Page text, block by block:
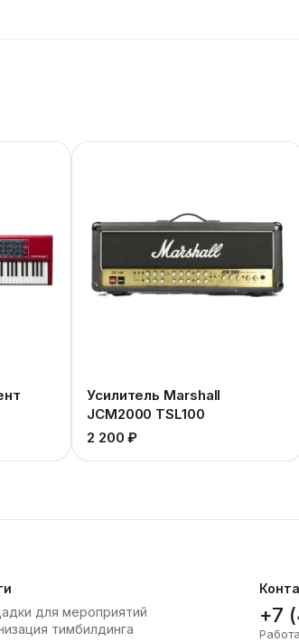
Усилитель Marshall
JCM2000 TSL100
2 200 ₽
для мероприятий
тимбилдинга
+7